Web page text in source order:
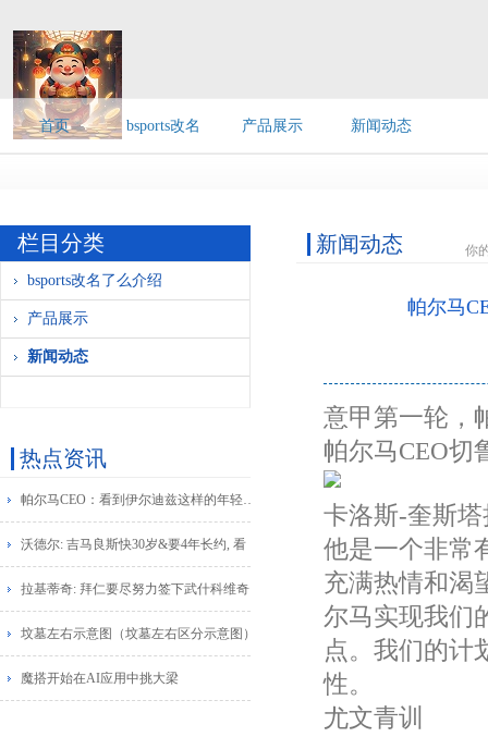
首页 bsports改名 产品展示 新闻动态
栏目分类
bsports改名了么介绍
产品展示
新闻动态
热点资讯
帕尔马CEO：看到伊尔迪兹这样的年轻球员
沃德尔: 吉马良斯快30岁&要4年长约, 看
拉基蒂奇: 拜仁要尽努力签下武什科维奇
坟墓左右示意图（坟墓左右区分示意图）
魔搭开始在AI应用中挑大梁
新闻动态 你
帕尔马
意甲第一轮，
帕尔马CEO切
卡洛斯-奎斯
他是一个非常
充满热情和渴
尔马实现我们
点。我们的计
性。
尤文青训